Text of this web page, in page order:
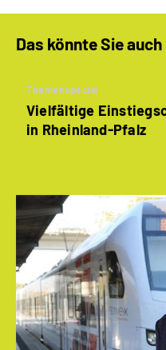
Das könnte Sie
Themenspecial
Vielfältige
in Rheinland-Pfalz